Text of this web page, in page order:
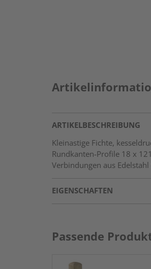
ARTIKELBESCHREIBUNG
Kleinastige Fichte,
Rundkanten-Profile 18 x
Verbindungen aus
EIGENSCHAFTEN
Passende